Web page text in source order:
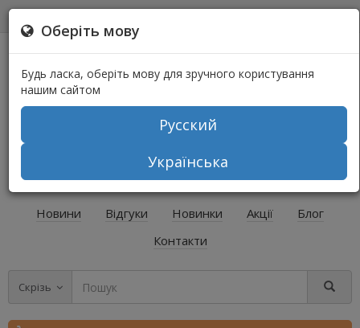
+38 (067) 541-64-04
+38 (073) 541-64-04
Новини Відгуки Новинки Акції
Блог
Контакти
Скрізь
Оберіть мову
Будь ласка, оберіть мову для зручного користування
нашим сайтом
Русский
Українська